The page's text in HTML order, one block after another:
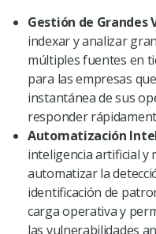
Gestión de Grandes
indexar y analizar
múltiples fuentes en
para las empresas
instantánea de sus
responder
Automatización
inteligencia artificial y
automatizar la
identificación de
carga operativa y
las vulnerabilidades